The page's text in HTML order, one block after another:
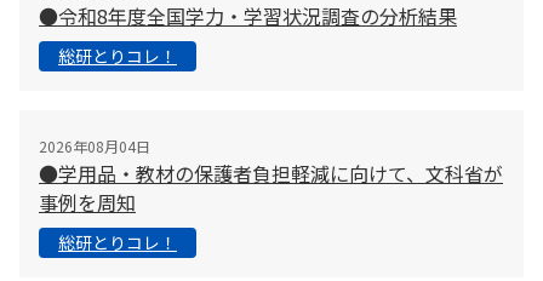
●令和8年度全国学力・学習状況調査の分析結果
総研とりコレ！
2026年08月04日
●学用品・教材の保護者負担軽減に向けて、文科省が
事例を周知
総研とりコレ！